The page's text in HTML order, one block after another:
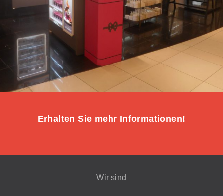
Erhalten Sie mehr Informationen!
Wir sind